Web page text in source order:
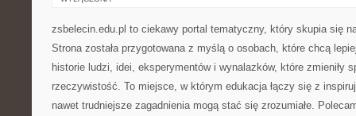
zsbelecin.edu.pl to ciekawy portal tematyczny, który skupia się
Strona została przygotowana z myślą o osobach, które chcą
historie ludzi, idei, eksperymentów i wynalazków, które zmieniły
rzeczywistość. To miejsce, w którym edukacja łączy się z
nawet trudniejsze zagadnienia mogą stać się zrozumiałe.